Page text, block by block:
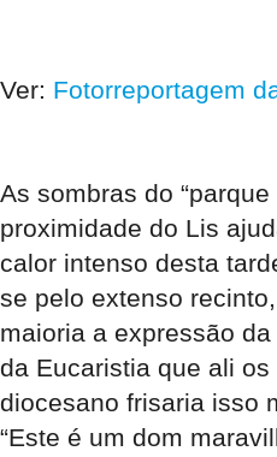
Ver: Fotorreportagem
As sombras do “parque
proximidade do Lis
calor intenso desta
se pelo extenso
maioria a expressão
da Eucaristia que ali
diocesano frisaria isso
“Este é um dom